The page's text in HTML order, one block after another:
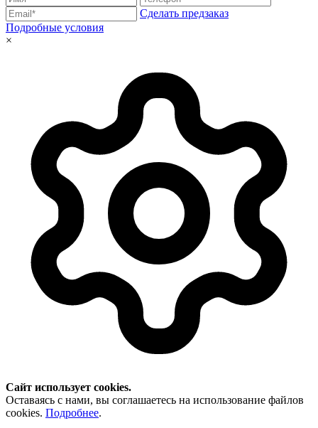
Сделать предзаказ
Подробные условия
×
Сайт использует cookies.
Оставаясь с нами, вы соглашаетесь на использование файлов
cookies. Подробнее.